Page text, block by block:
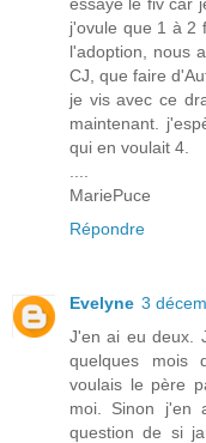
j'ovule que 1 à 2
l'adoption, nous
CJ, que faire
je vis avec ce
maintenant.
qui en voulait 4.
MariePuce
Répondre
Evelyne 3
J'en ai eu deux.
quelques mois
voulais le père
moi. Sinon j'en
question de si